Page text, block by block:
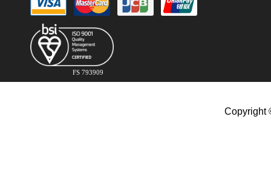
FS 793909
Copyright